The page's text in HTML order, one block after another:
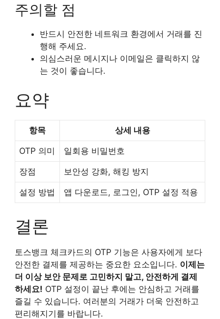
주의할 점
반드시 안전한 네트워크 환경에서 거래를 진
행해 주세요.
의심스러운 메시지나 이메일은 클릭하지 않
는 것이 좋습니다.
요약
항목 상세 내용
OTP 의미 일회용 비밀번호
장점 보안성 강화, 해킹 방지
설정 방법 앱 다운로드, 로그인, OTP 설정 적용
결론
토스뱅크 체크카드의 OTP 기능은 사용자에게 보다
안전한 결제를 제공하는 중요한 요소입니다. 이제는
더 이상 보안 문제로 고민하지 말고, 안전하게 결제
하세요! OTP 설정이 끝난 후에는 안심하고 거래를
즐길 수 있습니다. 여러분의 거래가 더욱 안전하고
편리해지기를 바랍니다.